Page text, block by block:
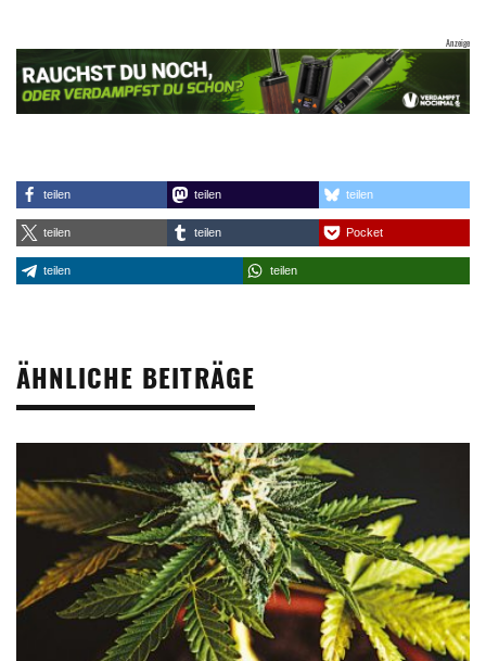
teilen teilen teilen
teilen teilen Pocket
teilen teilen
ÄHNLICHE BEITRÄGE